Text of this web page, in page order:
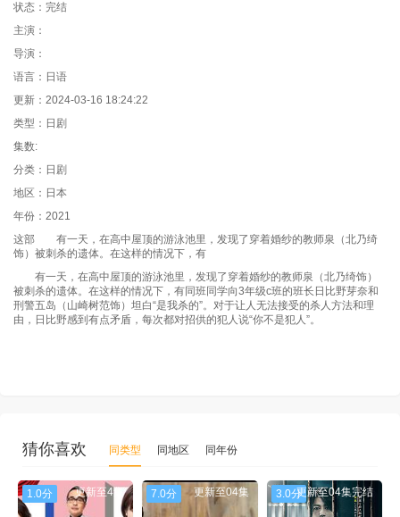
状态：完结
主演：
导演：
语言：日语
更新：2024-03-16 18:24:22
类型：日剧
集数:
分类：日剧
地区：日本
年份：2021
这部 有一天，在高中屋顶的游泳池里，发现了穿着婚纱的教师泉（北乃绮
饰）被刺杀的遗体。在这样的情况下，有
有一天，在高中屋顶的游泳池里，发现了穿着婚纱的教师泉（北乃绮饰）
被刺杀的遗体。在这样的情况下，有同班同学向3年级c班的班长日比野芽奈和
刑警五岛（山崎树范饰）坦白“是我杀的”。对于让人无法接受的杀人方法和理
由，日比野感到有点矛盾，每次都对招供的犯人说“你不是犯人”。
猜你喜欢 同类型 同地区 同年份
1.0分 更新至4集 7.0分 更新至04集 3.0分更新至04集完结